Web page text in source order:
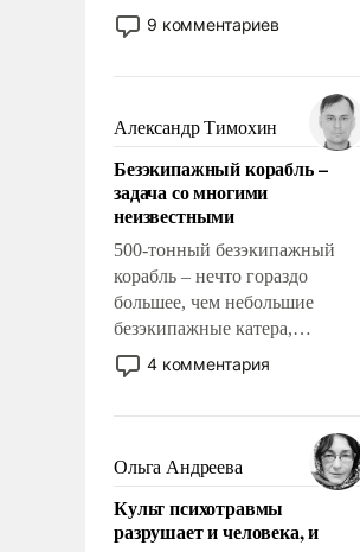
принадлежит, а кого из неё
исключили с правом
чем она отличается от просто
образованных людей. Иногда
казалось, что эти вопросы
решены раз и навсегда, но –
нет, не решены.
9 комментариев
Александр Тимохин
Безэкипажный корабль –
задача со многими
неизвестными
500-тонный безэкипажный
корабль – нечто гораздо
большее, чем небольшие
безэкипажные катера,
применение которых уже
стало обыденностью. Задача по
сложна и амбициозна. Однако
и ее реализация радикально
поднимет наши боевые
возможности.
4 комментария
Ольга Андреева
Культ психотравмы
разрушает и человека, и